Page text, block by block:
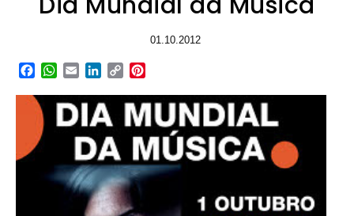
01.10.2012
Facebook
WhatsApp
EmailLinkedIn
Copy